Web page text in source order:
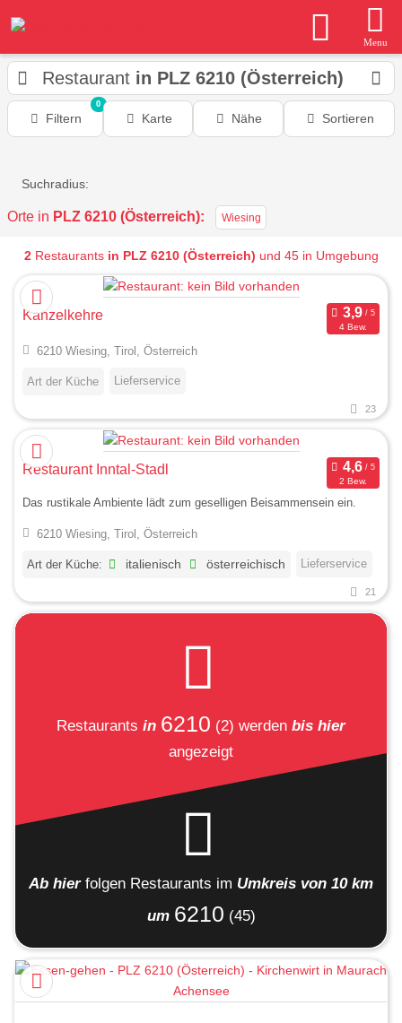
Menu
Restaurant in PLZ 6210 (Österreich)
Filtern
0
Karte Nähe Sortieren
Suchradius:
Orte in PLZ 6210 (Österreich): Wiesing
2Restaurants in PLZ 6210 (Österreich) und 45 in Umgebung
Kanzelkehre
4 Bew.
6210 Wiesing, Tirol, Österreich
Art der Küche Lieferservice
23
Restaurant Inntal-Stadl
2 Bew.
Das rustikale Ambiente lädt zum geselligen Beisammensein ein.
6210 Wiesing, Tirol, Österreich
Art der Küche: italienisch österreichisch Lieferservice
21
Restaurants in 6210 (2) werden bis hier
angezeigt
Ab hier folgen Restaurants im Umkreis von 10 km
um 6210 (45)